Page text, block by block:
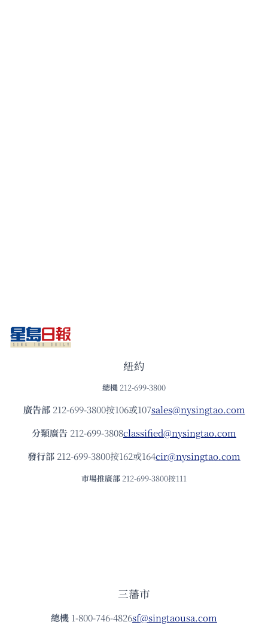
紐約
總機 212-699-3800
廣告部212-699-3800按106或107sales@nysingtao.com
分類廣告 212-699-3808classified@nysingtao.com
發⾏部 212-699-3800按162或164cir@nysingtao.com
市場推廣部 212-699-3800按111
三藩市
總機 1-800-746-4826sf@singtaousa.com